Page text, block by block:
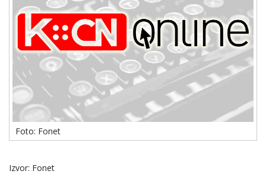
Foto: Fonet
Izvor: Fonet